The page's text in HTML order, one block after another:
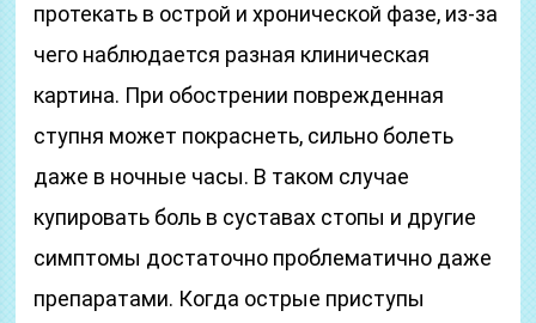
протекать в острой и хронической фазе, из-за
чего наблюдается разная клиническая
картина. При обострении поврежденная
ступня может покраснеть, сильно болеть
даже в ночные часы. В таком случае
купировать боль в суставах стопы и другие
симптомы достаточно проблематично даже
препаратами. Когда острые приступы